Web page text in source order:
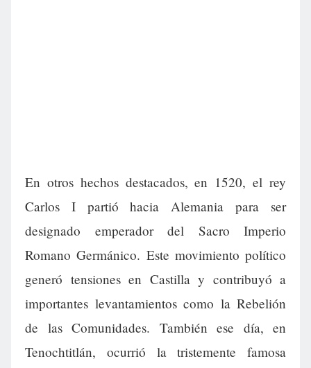
En otros hechos destacados, en 1520, el rey
Carlos I partió hacia Alemania para ser
designado emperador del Sacro Imperio
Romano Germánico. Este movimiento político
generó tensiones en Castilla y contribuyó a
importantes levantamientos como la Rebelión
de las Comunidades. También ese día, en
Tenochtitlán, ocurrió la tristemente famosa